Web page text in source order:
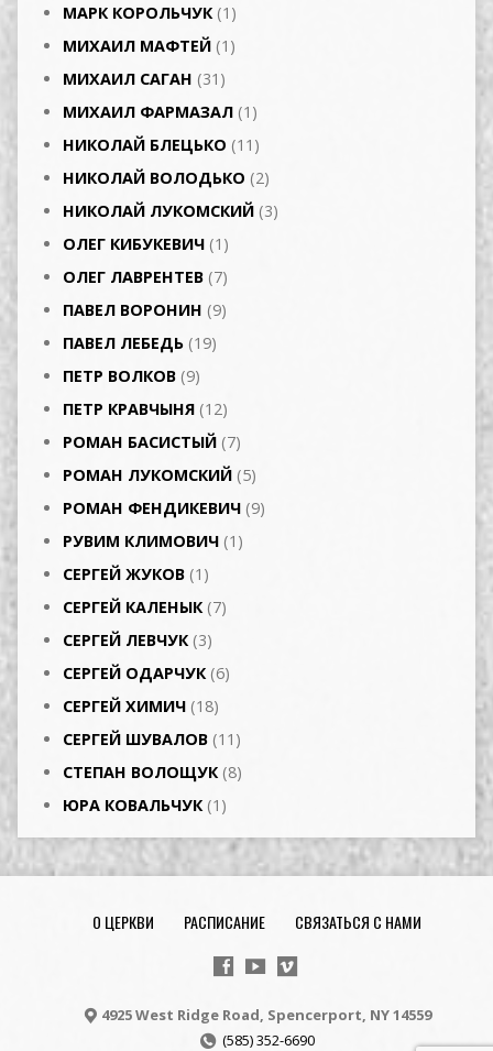
МАРК КОРОЛЬЧУК (1)
МИХАИЛ МАФТЕЙ (1)
МИХАИЛ САГАН (31)
МИХАИЛ ФАРМАЗАЛ (1)
НИКОЛАЙ БЛЕЦЬКО (11)
НИКОЛАЙ ВОЛОДЬКО (2)
НИКОЛАЙ ЛУКОМСКИЙ (3)
ОЛЕГ КИБУКЕВИЧ (1)
ОЛЕГ ЛАВРЕНТЕВ (7)
ПАВЕЛ ВОРОНИН (9)
ПАВЕЛ ЛЕБЕДЬ (19)
ПЕТР ВОЛКОВ (9)
ПЕТР КРАВЧЫНЯ (12)
РОМАН БАСИСТЫЙ (7)
РОМАН ЛУКОМСКИЙ (5)
РОМАН ФЕНДИКЕВИЧ (9)
РУВИМ КЛИМОВИЧ (1)
СЕРГЕЙ ЖУКОВ (1)
СЕРГЕЙ КАЛЕНЫК (7)
СЕРГЕЙ ЛЕВЧУК (3)
СЕРГЕЙ ОДАРЧУК (6)
СЕРГЕЙ ХИМИЧ (18)
СЕРГЕЙ ШУВАЛОВ (11)
СТЕПАН ВОЛОЩУК (8)
ЮРА КОВАЛЬЧУК (1)
О ЦЕРКВИ РАСПИСАНИЕ СВЯЗАТЬСЯ С НАМИ
4925 West Ridge Road, Spencerport, NY 14559
(585) 352-6690